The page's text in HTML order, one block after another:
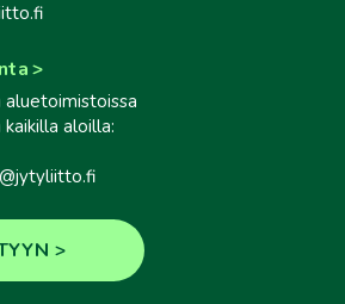
aloilla: